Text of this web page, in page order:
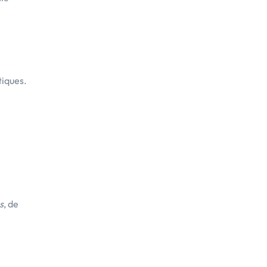
, de